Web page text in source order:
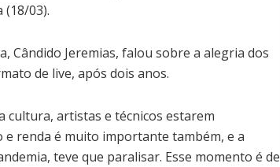
03).
Cândido Jeremias, falou sobre a alegria dos
de live, após dois anos.
cultura, artistas e técnicos estarem
renda é muito importante também, e a
teve que paralisar. Esse momento é de